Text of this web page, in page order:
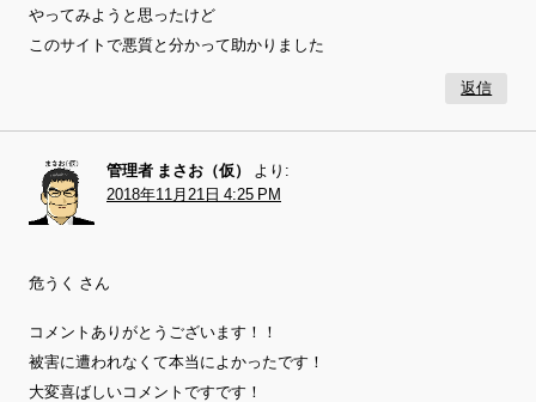
やってみようと思ったけど
このサイトで悪質と分かって助かりました
返信
管理者 まさお（仮）
より:
2018年11月21日 4:25 PM
危うく さん
コメントありがとうございます！！
被害に遭われなくて本当によかったです！
大変喜ばしいコメントですです！